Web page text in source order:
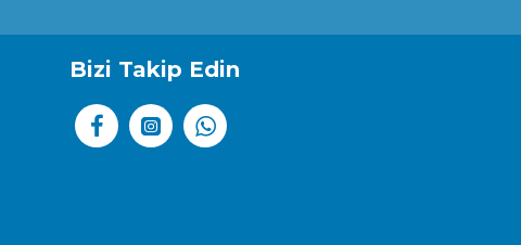
notalarla maskülen bir denge kurar.
karakteristik bir hal alır. Zamanla sandal ağacı ve amberin
seçenektir. 200 ml’lik büyük boyu, sık kullananlar veya
Bizi Takip Edin